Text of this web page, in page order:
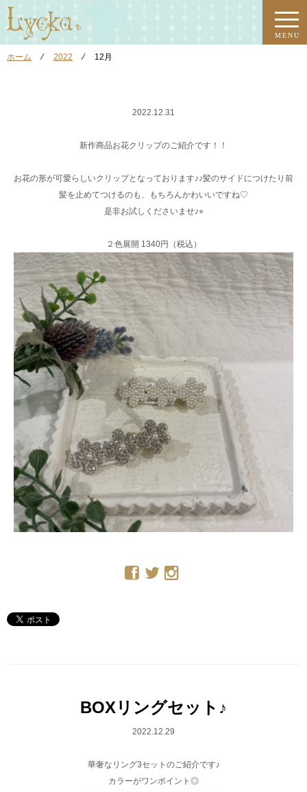
MENU
ホーム ⁄ 2022 ⁄ 12月
2022.12.31
新作商品お花クリップのご紹介です！！
お花の形が可愛らしいクリップとなっております♪♪髪のサイドにつけたり前
髪を止めてつけるのも、もちろんかわいいですね♡
是非お試しくださいませ♪⭐︎
２色展開 1340円（税込）
BOXリングセット♪
2022.12.29
華奢なリング3セットのご紹介です♪
カラーがワンポイント◎